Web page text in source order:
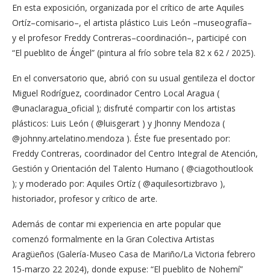
En esta exposición, organizada por el crítico de arte Aquiles
Ortíz–comisario–, el artista plástico Luis León –museografía–
y el profesor Freddy Contreras–coordinación–, participé con
“El pueblito de Ángel” (pintura al frío sobre tela 82 x 62 / 2025).
En el conversatorio que, abrió con su usual gentileza el doctor
Miguel Rodríguez, coordinador Centro Local Aragua (
@unaclaragua_oficial ); disfruté compartir con los artistas
plásticos: Luis León ( @luisgerart ) y Jhonny Mendoza (
@johnny.artelatino.mendoza ). Éste fue presentado por:
Freddy Contreras, coordinador del Centro Integral de Atención,
Gestión y Orientación del Talento Humano ( @ciagothoutlook
); y moderado por: Aquiles Ortíz ( @aquilesortizbravo ),
historiador, profesor y crítico de arte.
Además de contar mi experiencia en arte popular que
comenzó formalmente en la Gran Colectiva Artistas
Aragüeños (Galería-Museo Casa de Mariño/La Victoria febrero
15-marzo 22 2024), donde expuse: “El pueblito de Nohemí”